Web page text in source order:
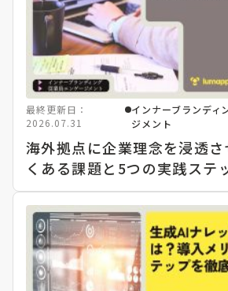
最終更新日：
2026.07.31
インナーブランディ
ジメント
海外拠点に企業理念を浸透
くある課題と5つの実践ステ